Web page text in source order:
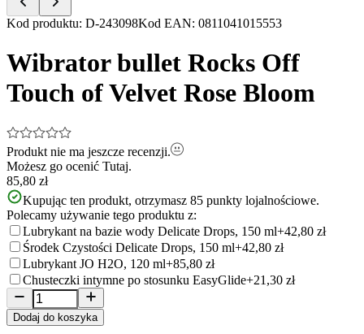
Item
of
2
Kod produktu: D-243098Kod EAN: 0811041015553
Wibrator bullet Rocks Off
Touch of Velvet Rose Bloom
Produkt nie ma jeszcze recenzji.
Możesz go ocenić Tutaj.
85,80 zł
Kupując ten produkt, otrzymasz 85 punkty lojalnościowe.
Polecamy używanie tego produktu z:
Lubrykant na bazie wody Delicate Drops, 150 ml+42,80 zł
Środek Czystości Delicate Drops, 150 ml+42,80 zł
Lubrykant JO H2O, 120 ml+85,80 zł
Chusteczki intymne po stosunku EasyGlide+21,30 zł
Dodaj do koszyka